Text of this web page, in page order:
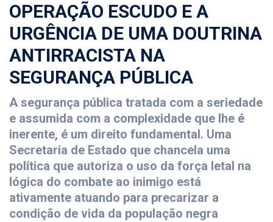
OPERAÇÃO ESCUDO E A
URGÊNCIA DE UMA DOUTRINA
ANTIRRACISTA NA
SEGURANÇA PÚBLICA
A segurança pública tratada com a seriedade
e assumida com a complexidade que lhe é
inerente, é um direito fundamental. Uma
Secretaria de Estado que chancela uma
política que autoriza o uso da força letal na
lógica do combate ao inimigo está
ativamente atuando para precarizar a
condição de vida da população negra